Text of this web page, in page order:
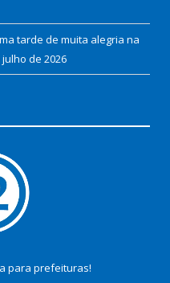
tarde de muita alegria na
julho de 2026
para prefeituras!